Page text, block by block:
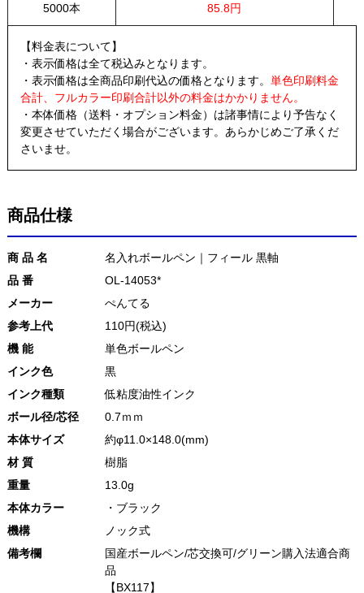
5000本 85.8円
【料金表について】
・表示価格は全て税込みとなります。
・表示価格は全商品印刷代込の価格となります。 単色印刷料金
合計、フルカラー印刷合計以外の料金はかかりません。
・本体価格（送料・オプション料金）は諸事情により予告なく
変更させていただく場合がございます。あらかじめご了承くだ
さいませ。
商品仕様
商 品 名
名入れボールペン｜フィール 黒軸
品 番
OL-14053*
メーカー
ぺんてる
参考上代
110円(税込)
機 能
単色ボールペン
インク色
黒
インク種類
低粘度油性インク
ボール径/芯径
0.7ｍｍ
本体サイズ
約φ11.0×148.0(mm)
材 質
樹脂
重量
13.0g
本体カラー
・ブラック
機構
ノック式
備考欄
国産ボールペン/芯交換可/グリーン購入法適合商
品
【BX117】